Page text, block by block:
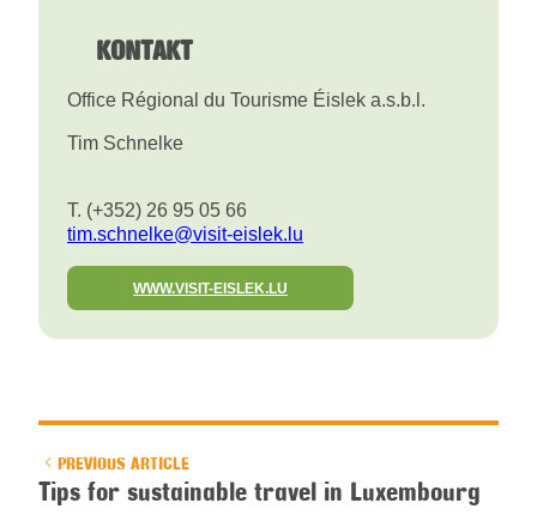
KONTAKT
Office Régional du Tourisme Éislek a.s.b.l.
Tim Schnelke
T. (+352) 26 95 05 66
tim.schnelke@visit-eislek.lu
WWW.VISIT-EISLEK.LU
PREVIOUS ARTICLE
Tips for sustainable travel in Luxembourg